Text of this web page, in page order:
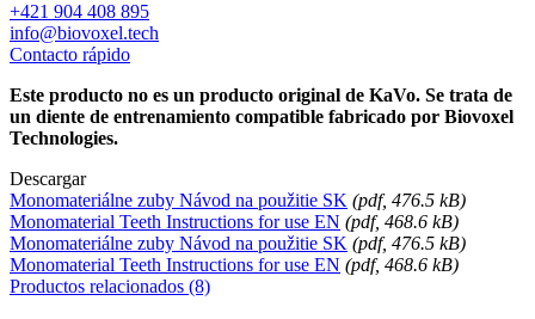
+421 904 408 895
info@biovoxel.tech
Contacto rápido
Este producto no es un producto original de KaVo. Se trata de
un diente de entrenamiento compatible fabricado por Biovoxel
Technologies.
Descargar
Monomateriálne zuby Návod na použitie SK (pdf, 476.5 kB)
Monomaterial Teeth Instructions for use EN (pdf, 468.6 kB)
Monomateriálne zuby Návod na použitie SK (pdf, 476.5 kB)
Monomaterial Teeth Instructions for use EN (pdf, 468.6 kB)
Productos relacionados (8)